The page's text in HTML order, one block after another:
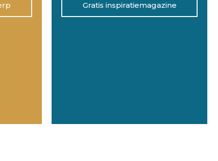
Gratis inspiratiemagazine